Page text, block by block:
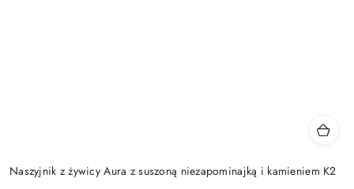
Naszyjnik z żywicy Aura z suszoną niezapominajką i kamieniem K2